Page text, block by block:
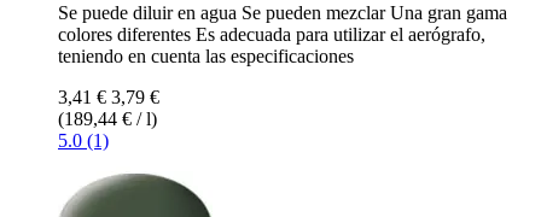
Se puede diluir en agua Se pueden mezclar Una gran gama
colores diferentes Es adecuada para utilizar el aerógrafo,
teniendo en cuenta las especificaciones
3,41 € 3,79 €
(189,44 € / l)
5.0 (1)